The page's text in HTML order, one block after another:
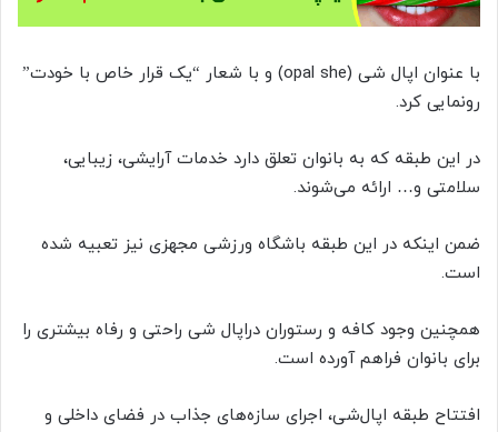
با عنوان اپال شی (opal she) و با شعار “یک قرار خاص با خودت”
رونمایی کرد.
در این طبقه که به بانوان تعلق دارد خدمات آرایشی، زیبایی،
سلامتی و… ارائه می‌شوند.
ضمن اینکه در این طبقه باشگاه ورزشی مجهزی نیز تعبیه شده
است.
همچنین وجود کافه و رستوران دراپال شی راحتی و رفاه بیشتری را
برای بانوان فراهم آورده است.
افتتاح طبقه اپال‌شی، اجرای سازه‌های جذاب در فضای داخلی و